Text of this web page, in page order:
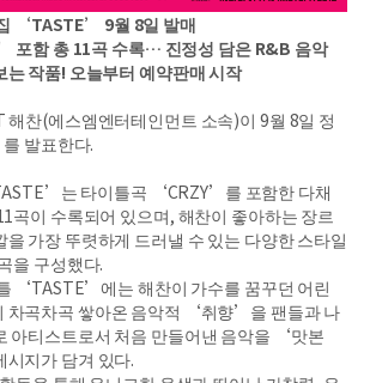
‘TASTE’ 9월 8일 발매
포함 총 11곡 수록… 진정성 담은 R&B 음악
는 작품! 오늘부터 예약판매 시작
해찬(에스엠엔터테인먼트 소속)이 9월 8일 정
발표한다.
는 타이틀곡 ‘CRZY’를 포함한 다채
곡이 수록되어 있으며, 해찬이 좋아하는 장르
을 가장 뚜렷하게 드러낼 수 있는 다양한 스타일
을 구성했다.
‘TASTE’에는 해찬이 가수를 꿈꾸던 어린
차곡차곡 쌓아온 음악적 ‘취향’을 팬들과 나
아티스트로서 처음 만들어낸 음악을 ‘맛본
지가 담겨 있다.